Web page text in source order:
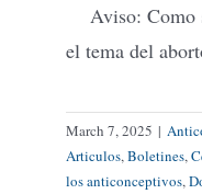
Aviso: Como
el tema del
March 7, 2025 |
Articulos, Boletines,
los anticonceptivos,